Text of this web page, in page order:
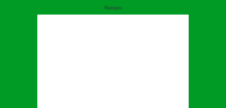
Reklam